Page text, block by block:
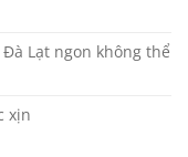
Lạt ngon không thể
xịn